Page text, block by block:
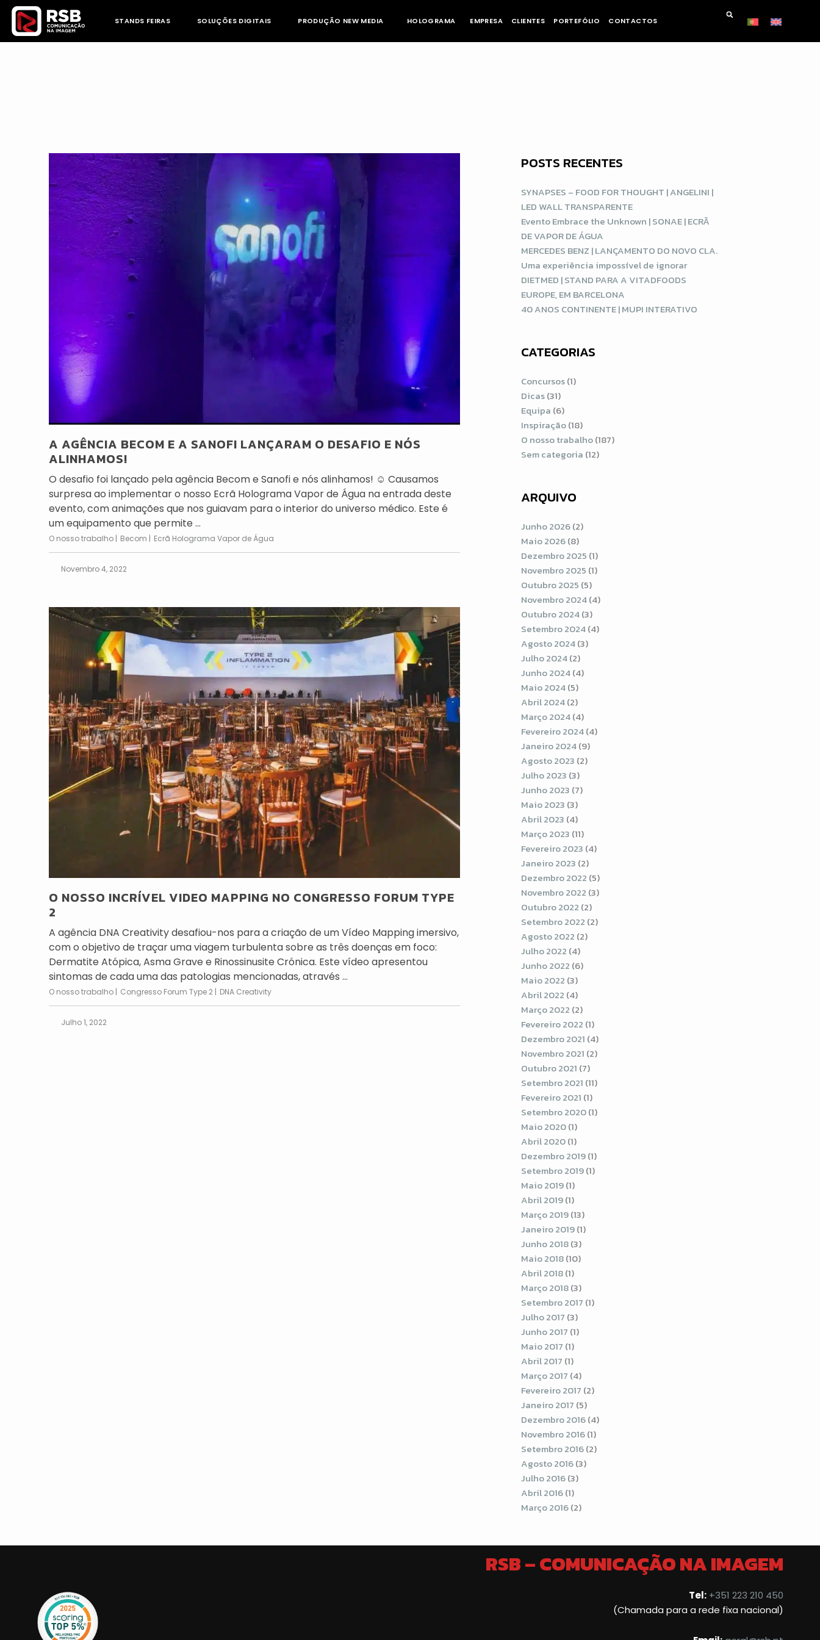
Skip
content
STANDS FEIRAS SOLUÇÕES DIGITAIS PRODUÇÃO NEW MEDIA HOLOGRAMA EMPRESA CLIENTES PORTEFÓLIO CONTACTOS
A AGÊNCIA BECOM E A SANOFI LANÇARAM O DESAFIO E NÓS
ALINHAMOS!
O desafio foi lançado pela agência Becom e Sanofi e nós alinhamos! ☺️ Causamos
surpresa ao implementar o nosso Ecrã Holograma Vapor de Água na entrada deste
evento, com animações que nos guiavam para o interior do universo médico. Este é
um equipamento que permite ...
O nosso trabalho Becom Ecrã Holograma Vapor de Água
Novembro 4, 2022
O NOSSO INCRÍVEL VIDEO MAPPING NO CONGRESSO FORUM TYPE
2
A agência DNA Creativity desafiou-nos para a criação de um Vídeo Mapping imersivo,
com o objetivo de traçar uma viagem turbulenta sobre as três doenças em foco:
Dermatite Atópica, Asma Grave e Rinossinusite Crónica. Este vídeo apresentou
sintomas de cada uma das patologias mencionadas, através ...
O nosso trabalho Congresso Forum Type 2 DNA Creativity
Julho 1, 2022
POSTS RECENTES
SYNAPSES – FOOD FOR THOUGHT | ANGELINI |
LED WALL TRANSPARENTE
Evento Embrace the Unknown | SONAE | ECRÃ
DE VAPOR DE ÁGUA
MERCEDES BENZ | LANÇAMENTO DO NOVO CLA.
Uma experiência impossível de ignorar
DIETMED | STAND PARA A VITADFOODS
EUROPE, EM BARCELONA
40 ANOS CONTINENTE | MUPI INTERATIVO
CATEGORIAS
Concursos(1)
Dicas(31)
Equipa (6)
Inspiração(18)
O nosso trabalho(187)
Sem categoria (12)
ARQUIVO
Junho 2026(2)
Maio 2026(8)
Dezembro 2025 (1)
Novembro 2025 (1)
Outubro 2025 (5)
Novembro 2024(4)
Outubro 2024(3)
Setembro 2024(4)
Agosto 2024(3)
Julho 2024(2)
Junho 2024(4)
Maio 2024(5)
Abril 2024(2)
Março 2024(4)
Fevereiro 2024(4)
Janeiro 2024(9)
Agosto 2023 (2)
Julho 2023 (3)
Junho 2023 (7)
Maio 2023 (3)
Abril 2023 (4)
Março 2023 (11)
Fevereiro 2023 (4)
Janeiro 2023 (2)
Dezembro 2022 (5)
Novembro 2022 (3)
Outubro 2022 (2)
Setembro 2022 (2)
Agosto 2022 (2)
Julho 2022 (4)
Junho 2022 (6)
Maio 2022 (3)
Abril 2022 (4)
Março 2022 (2)
Fevereiro 2022 (1)
Dezembro 2021 (4)
Novembro 2021 (2)
Outubro 2021 (7)
Setembro 2021 (11)
Fevereiro 2021 (1)
Setembro 2020(1)
Maio 2020(1)
Abril 2020(1)
Dezembro 2019(1)
Setembro 2019(1)
Maio 2019(1)
Abril 2019(1)
Março 2019(13)
Janeiro 2019(1)
Junho 2018(3)
Maio 2018(10)
Abril 2018(1)
Março 2018(3)
Setembro 2017 (1)
Julho 2017 (3)
Junho 2017 (1)
Maio 2017 (1)
Abril 2017 (1)
Março 2017 (4)
Fevereiro 2017 (2)
Janeiro 2017 (5)
Dezembro 2016(4)
Novembro 2016(1)
Setembro 2016(2)
Agosto 2016(3)
Julho 2016(3)
Abril 2016(1)
Março 2016(2)
RSB – COMUNICAÇÃO NA IMAGEM
Tel: +351 223 210 450
(Chamada para a rede fixa nacional)